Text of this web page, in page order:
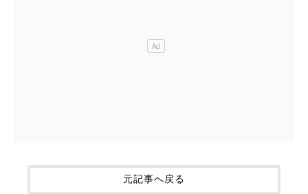
元記事へ戻る